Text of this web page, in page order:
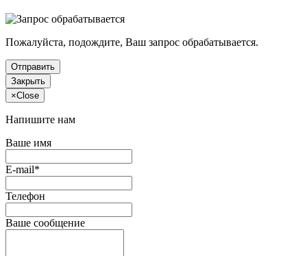
Пожалуйста, подождите, Ваш запрос обрабатывается.
Отправить
Закрыть
×Close
Напишите нам
Ваше имя
E-mail*
Телефон
Ваше сообщение